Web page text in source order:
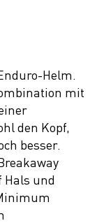
Helm.
mit
den Kopf,
besser.
Hals und